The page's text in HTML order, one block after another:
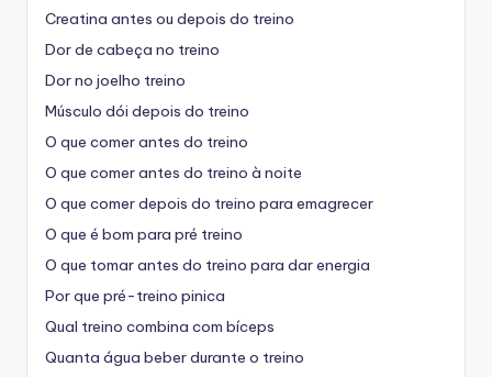
Creatina antes ou depois do treino
Dor de cabeça no treino
Dor no joelho treino
Músculo dói depois do treino
O que comer antes do treino
O que comer antes do treino à noite
O que comer depois do treino para emagrecer
O que é bom para pré treino
O que tomar antes do treino para dar energia
Por que pré-treino pinica
Qual treino combina com bíceps
Quanta água beber durante o treino